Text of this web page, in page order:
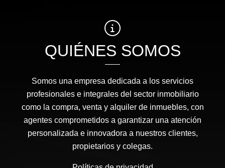
QUIÉNES SOMOS
Somos una empresa dedicada a los servicios
profesionales e integrales del sector inmobiliario
como la compra, venta y alquiler de inmuebles, con
agentes comprometidos a garantizar una atención
personalizada e innovadora a nuestros clientes,
propietarios y colegas.